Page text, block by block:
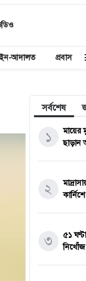
আদালত প্রবাস
সর্বশেষ
১
মায়ের
ছাড়ান
২
৩
৫১
নিখোঁজ